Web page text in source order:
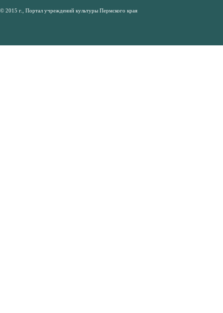
© 2015 г., Портал учреждений культуры Пермского края